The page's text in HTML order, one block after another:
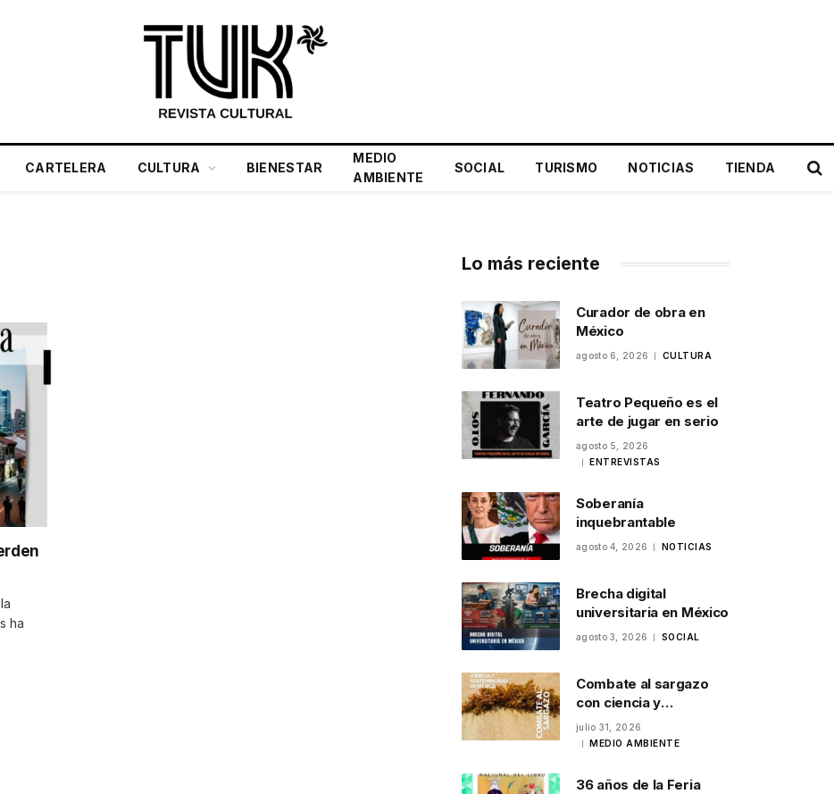
CARTELERA CULTURA BIENESTAR
MEDIO
AMBIENTE
SOCIAL TURISMO NOTICIAS TIENDA
ha
Lo más reciente
Curador de obra en
México
agosto 6, 2026 CULTURA
Teatro Pequeño es el
arte de jugar en serio
agosto 5, 2026
ENTREVISTAS
Soberanía
inquebrantable
agosto 4, 2026 NOTICIAS
Brecha digital
universitaria en México
agosto 3, 2026 SOCIAL
Combate al sargazo
con ciencia y
sostenibilidad en
México
julio 31, 2026
MEDIO AMBIENTE
36 años de la Feria